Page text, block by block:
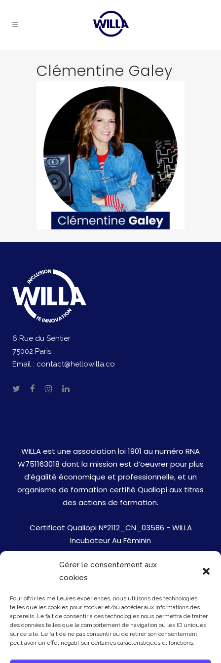
Gérer le consentement aux
cookies
Pour offrir les meilleures expériences, nous utilisons des technologies
telles que les cookies pour stocker et/ou accéder aux informations des
appareils. Le fait de consentir à ces technologies nous permettra de traiter
des données telles que le comportement de navigation ou les ID uniques
sur ce site. Le fait de ne pas consentir ou de retirer son consentement
peut avoir un effet négatif sur certaines caractéristiques et fonctions.
Clémentine Galey
6 Rue du Sentier
75002 Paris
Email : contact@hellowilla.co
WILLA est une association loi 1901 au numéro RNA
W751163018 dont la mission est d’oeuvrer pour plus
d’égalité économique et professionnelle, et un
organisme de formation certifié Qualiopi aux titres
des actions de formation.
Certificat Qualiopi N°2112_CN_03586 - WILLA
Incubateur Au Féminin
Jobs
Mentions Légales
Politique de cookies
Presse